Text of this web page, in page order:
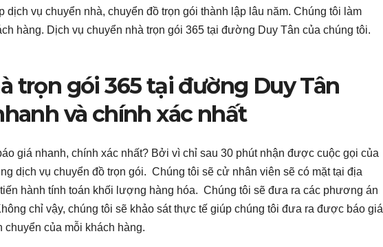
vụ chuyển nhà, chuyển đồ trọn gói thành lập lâu năm. Chúng tôi làm
hàng. Dịch vụ chuyển nhà trọn gói 365 tại đường Duy Tân của chúng tôi.
trọn gói 365 tại đường Duy Tân
và chính xác nhất
giá nhanh, chính xác nhất? Bởi vì chỉ sau 30 phút nhận được cuộc gọi của
dịch vụ chuyển đồ trọn gói. Chúng tôi sẽ cử nhân viên sẽ có mặt tại địa
hành tính toán khối lượng hàng hóa. Chúng tôi sẽ đưa ra các phương án
chỉ vậy, chúng tôi sẽ khảo sát thực tế giúp chúng tôi đưa ra được báo giá
của mỗi khách hàng.